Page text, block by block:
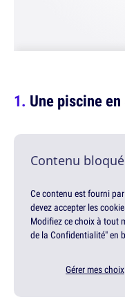
Une piscine
Contenu
Ce contenu est fourni
devez accepter les
Modifiez ce choix à tout
de la Confidentialité" en
Gérer mes choix